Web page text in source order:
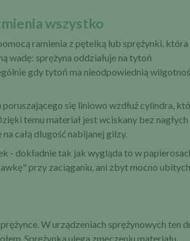
wszystko
ramienia z pętelką lub sprężynki, która
wadę: sprężyna oddziałuje na tytoń
gdy tytoń ma nieodpowiednią
się liniowo wzdłuż cylindra,
temu materiał jest wciskany bez nagłych
całą długość nabijanej gilzy.
- dokładnie tak jak wygląda to w
przy zaciąganiu, ani zbyt mocno ubitych
W urządzeniach sprężynowych ten
Sprężynka ulega zmęczeniu materiału,